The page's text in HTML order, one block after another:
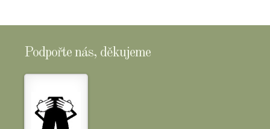
Podpořte nás, děkujeme